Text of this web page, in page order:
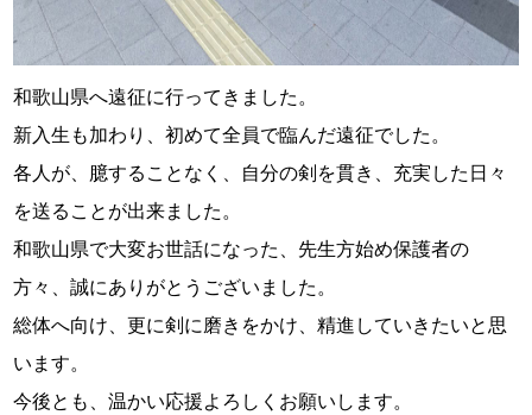
和歌山県へ遠征に行ってきました。
新入生も加わり、初めて全員で臨んだ遠征でした。
各人が、臆することなく、自分の剣を貫き、充実した日々
を送ることが出来ました。
和歌山県で大変お世話になった、先生方始め保護者の
方々、誠にありがとうございました。
総体へ向け、更に剣に磨きをかけ、精進していきたいと思
います。
今後とも、温かい応援よろしくお願いします。